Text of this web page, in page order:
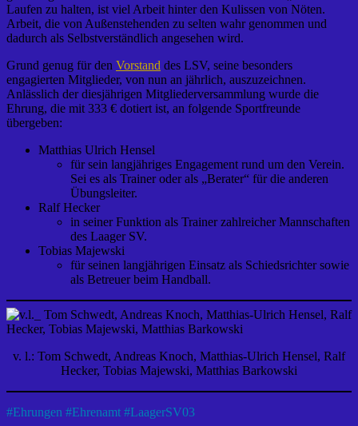
Laufen zu halten, ist viel Arbeit hinter den Kulissen von Nöten.
Arbeit, die von Außenstehenden zu selten wahr genommen und
dadurch als Selbstverständlich angesehen wird.
Grund genug für den Vorstand des LSV, seine besonders
engagierten Mitglieder, von nun an jährlich, auszuzeichnen.
Anlässlich der diesjährigen Mitgliederversammlung wurde die
Ehrung, die mit 333 € dotiert ist, an folgende Sportfreunde
übergeben:
Matthias Ulrich Hensel
für sein langjähriges Engagement rund um den Verein.
Sei es als Trainer oder als „Berater“ für die anderen
Übungsleiter.
Ralf Hecker
in seiner Funktion als Trainer zahlreicher Mannschaften
des Laager SV.
Tobias Majewski
für seinen langjährigen Einsatz als Schiedsrichter sowie
als Betreuer beim Handball.
v. l.: Tom Schwedt, Andreas Knoch, Matthias-Ulrich Hensel, Ralf
Hecker, Tobias Majewski, Matthias Barkowski
#Ehrungen #Ehrenamt #LaagerSV03